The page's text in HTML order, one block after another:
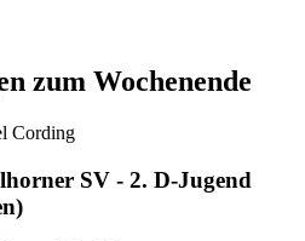
zum Wochenende
Cording
SV - 2. D-Jugend